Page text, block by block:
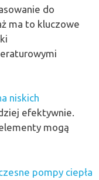
do
ma to kluczowe
niskich
efektywnie.
mogą
pompy ciepła